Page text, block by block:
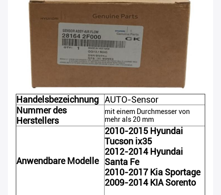
Handelsbezeichnung AUTO-Sensor
Nummer des
Herstellers
mit einem Durchmesser von
mehr als 20 mm
Anwendbare Modelle
2010-2015 Hyundai
Tucson ix35
2012-2014 Hyundai
Santa Fe
2010-2017 Kia Sportage
2009-2014 KIA Sorento